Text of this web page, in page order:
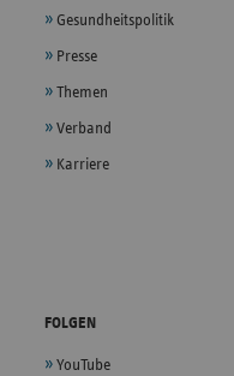
Gesundheitspolitik
Presse
Themen
Verband
Karriere
FOLGEN
YouTube